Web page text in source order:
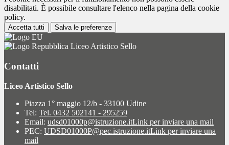
disabilitati. È possibile consultare l'elenco nella pagina della cookie
policy.
Accetta tutti Salva le preferenze
Liceo Artistico Sello
Contatti
Liceo Artistico Sello
Piazza 1° maggio 12/b - 33100 Udine
Tel: Tel. 0432 502141 - 295259
Email: udsd01000p@istruzione.itLink per inviare una mail
PEC: UDSD01000P@pec.istruzione.itLink per inviare una
mail